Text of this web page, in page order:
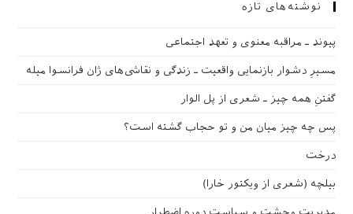
نوشته‌های تازه
پیوند ـ مراقبه‌ معنوی و تعهد اجتماعی
مسیرِ دشوار بازنمایی واقعیت ـ زندگی و نقاشی‌های ژان فرانسوا میله
گفتنِ همه چیز ـ شعری از پل الوار
پس چه چیز میان من و تو حجاب گشته است؟
درخت
بیلچه (شعری از ویکتور خارا)